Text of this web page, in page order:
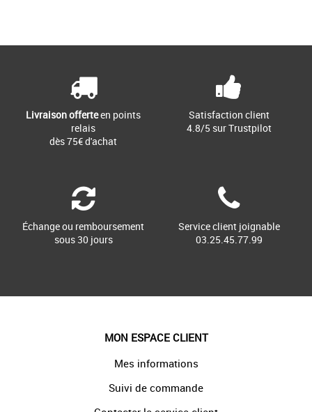
Livraison offerteen points
relais
dès 75€ d'achat
Satisfaction client
4.8/5 sur Trustpilot
Échange ou remboursement
sous 30 jours
Service client joignable
03.25.45.77.99
MON ESPACE CLIENT
Mes informations
Suivi de commande